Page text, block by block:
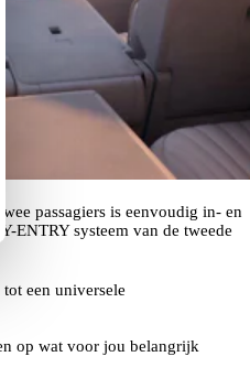
passagiers is eenvoudig in- en
ENTRY systeem van de tweede
een universele
op wat voor jou belangrijk